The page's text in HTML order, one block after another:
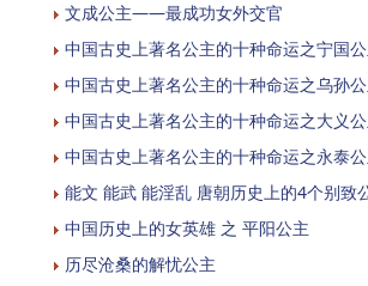
文成公主——最成功女外交官
中国古史上著名公主的十种命运之宁国
中国古史上著名公主的十种命运之乌孙
中国古史上著名公主的十种命运之大义
中国古史上著名公主的十种命运之永泰
能文 能武 能淫乱 唐朝历史上的4个别致
中国历史上的女英雄 之 平阳公主
历尽沧桑的解忧公主